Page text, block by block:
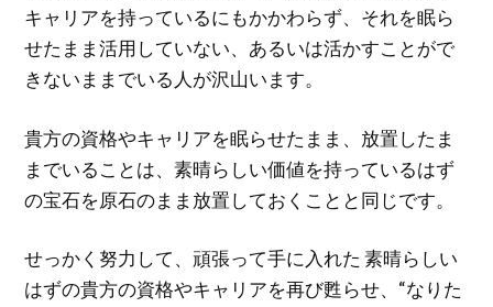
キャリアを持っているにもかかわらず、それを眠ら
せたまま活用していない、あるいは活かすことがで
きないままでいる人が沢山います。
貴方の資格やキャリアを眠らせたまま、放置したま
までいることは、素晴らしい価値を持っているはず
の宝石を原石のまま放置しておくことと同じです。
せっかく努力して、頑張って手に入れた 素晴らしい
はずの貴方の資格やキャリアを再び甦らせ、“なりた